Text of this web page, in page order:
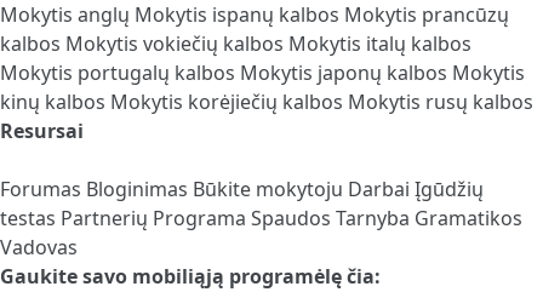
Mokytis anglų Mokytis ispanų kalbos Mokytis prancūzų
kalbos Mokytis vokiečių kalbos Mokytis italų kalbos
Mokytis portugalų kalbos Mokytis japonų kalbos Mokytis
kinų kalbos Mokytis korėjiečių kalbos Mokytis rusų kalbos
Resursai
Forumas Bloginimas Būkite mokytoju Darbai Įgūdžių
testas Partnerių Programa Spaudos Tarnyba Gramatikos
Vadovas
Gaukite savo mobiliąją programėlę čia: